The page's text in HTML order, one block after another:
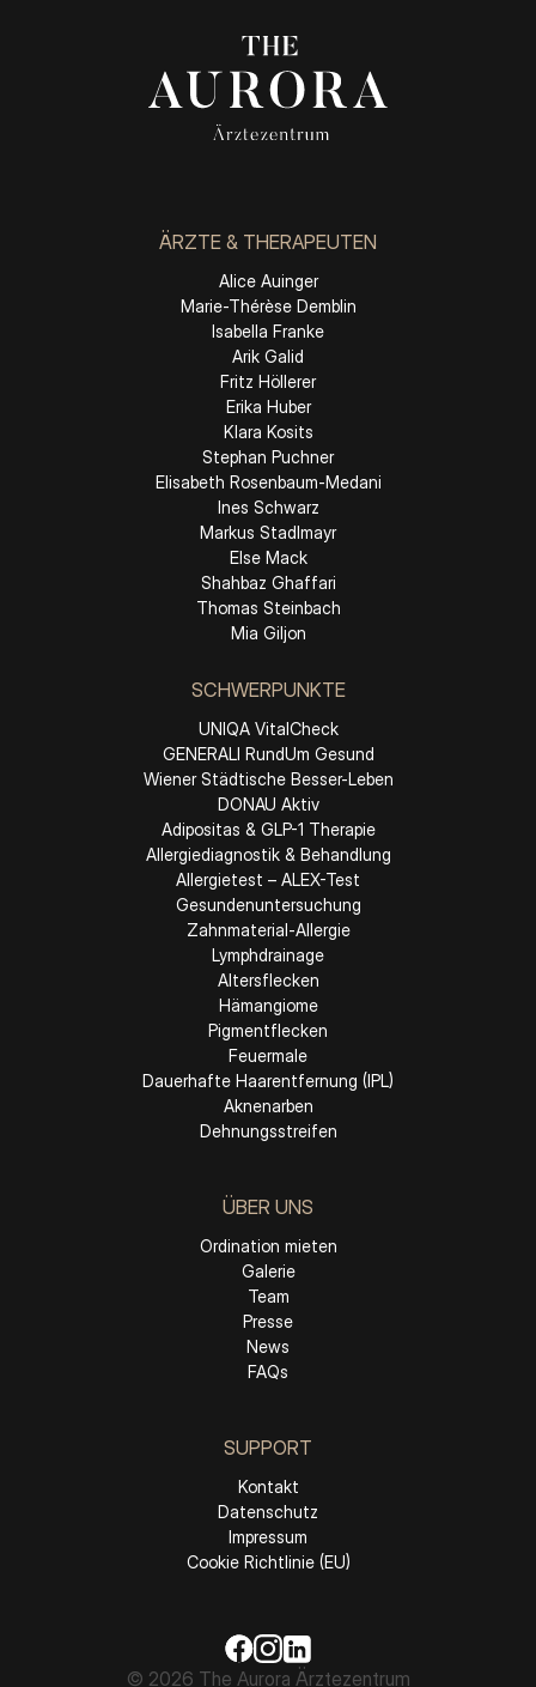
ÄRZTE & THERAPEUTEN
Alice Auinger
Marie-Thérèse Demblin
Isabella Franke
Arik Galid
Fritz Höllerer
Erika Huber
Klara Kosits
Stephan Puchner
Elisabeth Rosenbaum-Medani
Ines Schwarz
Markus Stadlmayr
Else Mack
Shahbaz Ghaffari
Thomas Steinbach
Mia Giljon
SCHWERPUNKTE
UNIQA VitalCheck
GENERALI RundUm Gesund
Wiener Städtische Besser-Leben
DONAU Aktiv
Adipositas & GLP-1 Therapie
Allergiediagnostik & Behandlung
Allergietest – ALEX-Test
Gesundenuntersuchung
Zahnmaterial-Allergie
Lymphdrainage
Altersflecken
Hämangiome
Pigmentflecken
Feuermale
Dauerhafte Haarentfernung (IPL)
Aknenarben
Dehnungsstreifen
ÜBER UNS
Ordination mieten
Galerie
Team
Presse
News
FAQs
SUPPORT
Kontakt
Datenschutz
Impressum
Cookie Richtlinie (EU)
© 2026 The Aurora Ärztezentrum